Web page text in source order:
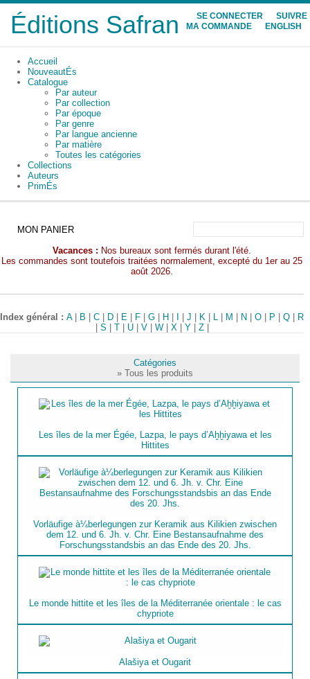
Éditions Safran SE CONNECTER
SUIVRE
MA COMMANDE
ENGLISH
Accueil
NouveautÉs
Catalogue
Par auteur
Par collection
Par époque
Par genre
Par langue ancienne
Par matière
Toutes les catégories
Collections
Auteurs
PrimÉs
MON PANIER
Vacances : Nos bureaux sont fermés durant l'été.
Les commandes sont toutefois traitées normalement, excepté du 1er au 25
août 2026.
Index général :A| B |C D E F |G H |J K L M N |O P |Q
R
S T| U| V| W| X| Y| Z|
Catégories
» Tous les produits
Les îles de la mer Égée, Lazpa, le pays d’Aḫḫiyawa et les
Hittites
Vorläufige à¼berlegungen zur Keramik aus Kilikien zwischen
dem 12. und 6. Jh. v. Chr. Eine Bestansaufnahme des
Forschungsstandsbis an das Ende des 20. Jhs.
Le monde hittite et les îles de la Méditerranée orientale : le cas
chypriote
Alašiya et Ougarit